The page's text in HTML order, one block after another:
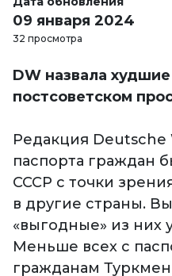
09 января 2024
32 просмотра
DW назвала
постсоветском
Редакция Deutsche
паспорта граждан
СССР с точки
в другие страны.
«выгодные» из них
Меньше всех с
гражданам